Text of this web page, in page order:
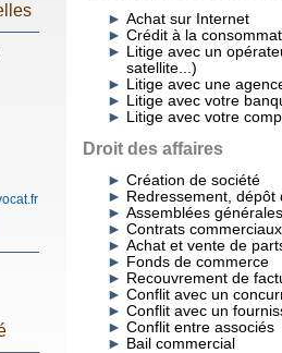
Achat sur Internet
Crédit à la
Litige avec un
satellite...)
Litige avec une
Litige avec votre
Litige avec votre
Droit des affaires
Création de société
Redressement, dépôt
Assemblées
Contrats commerciaux
Achat et vente de
Fonds de commerce
Recouvrement de
Conflit avec un
Conflit avec un
Conflit entre associés
Bail commercial